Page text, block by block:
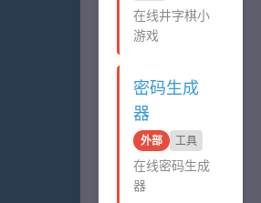
在线井字棋小
游戏
密码生成
器
外部 工具
在线密码生成
器